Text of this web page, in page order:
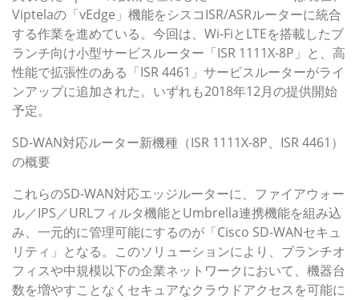
Viptelaの「vEdge」機能をシスコISR/ASRルーターに統合
する作業を進めている。今回は、Wi-FiとLTEを搭載したブ
ランチ向け小型サービスルーター「ISR 1111X-8P」と、高
性能で拡張性のある「ISR 4461」サービスルーターがライ
ンアップに追加された。いずれも2018年12月の提供開始
予定。
SD-WAN対応ルーター新機種（ISR 1111X-8P、ISR 4461）
の概要
これらのSD-WAN対応エッジルーターに、ファイアウォー
ル／IPS／URLフィルタ機能とUmbrella連携機能を組み込
み、一元的に管理可能にするのが「Cisco SD-WANセキュ
リティ」となる。このソリューションにより、ブランチオ
フィスや中規模以下の企業ネットワークにおいて、機器台
数を増やすことなくセキュアなクラウドアクセスを可能に